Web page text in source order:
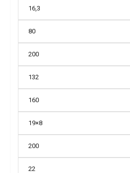
16,3
80
200
132
160
19×8
200
22